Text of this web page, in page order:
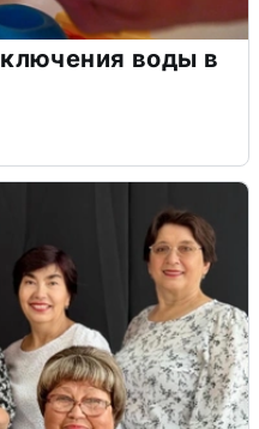
воды в